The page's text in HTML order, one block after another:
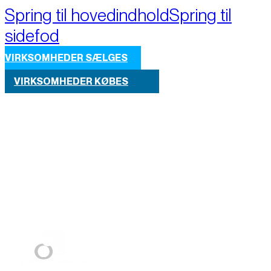
Spring til hovedindholdSpring til
sidefod
VIRKSOMHEDER SÆLGES
VIRKSOMHEDER KØBES